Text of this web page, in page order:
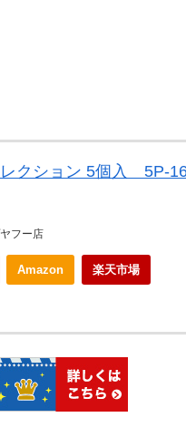
クション 5個入 5P-
フー店
Amazon 楽天市場